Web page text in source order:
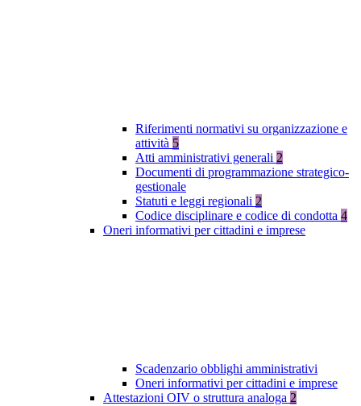
Riferimenti normativi su organizzazione e
attività 5
Atti amministrativi generali 2
Documenti di programmazione strategico-
gestionale
Statuti e leggi regionali 2
Codice disciplinare e codice di condotta 4
Oneri informativi per cittadini e imprese
Scadenzario obblighi amministrativi
Oneri informativi per cittadini e imprese
Attestazioni OIV o struttura analoga 2